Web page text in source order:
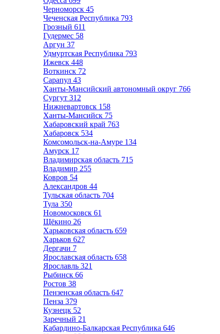
Черноморск 45
Чеченская Республика 793
Грозный 611
Гудермес 58
Аргун 37
Удмуртская Республика 793
Ижевск 448
Воткинск 72
Сарапул 43
Ханты-Мансийский автономный округ 766
Сургут 312
Нижневартовск 158
Ханты-Мансийск 75
Хабаровский край 763
Хабаровск 534
Комсомольск-на-Амуре 134
Амурск 17
Владимирская область 715
Владимир 255
Ковров 54
Александров 44
Тульская область 704
Тула 350
Новомосковск 61
Щёкино 26
Харьковская область 659
Харьков 627
Дергачи 7
Ярославская область 658
Ярославль 321
Рыбинск 66
Ростов 38
Пензенская область 647
Пенза 379
Кузнецк 52
Заречный 21
Кабардино-Балкарская Республика 646